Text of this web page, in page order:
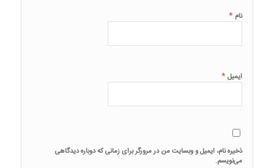
نام *
ایمیل*
ذخیره نام، ایمیل و وبسایت من در مرورگر برای زمانی که دوباره دیدگاهی
می‌نویسم.